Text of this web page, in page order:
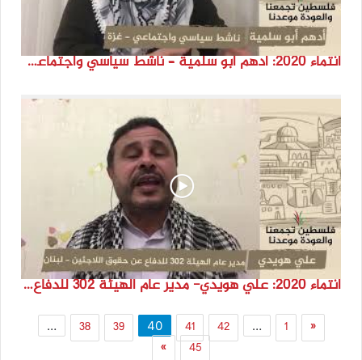
انتماء 2020: أدهم أبو سلمية – ناشط سياسي واجتماعي – غزة
انتماء 2020: علي هويدي- مدير عام الهيئة 302 للدفاع عن حقوق اللاجئين – لبنان
«
1
…
38 39 40 41 42
…
45
»